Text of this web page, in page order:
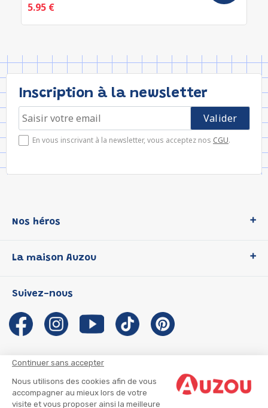
Continuer sans accepter
Nous utilisons des cookies afin de vous
accompagner au mieux lors de votre
visite et vous proposer ainsi la meilleure
5.95 €
Inscription à la newsletter
En vous inscrivant à la newsletter, vous acceptez nos CGU.
Nos héros
P'tit Loup
Les Influenceuses
Migali
Petite Taupe
La maison Auzou
Notre histoire
Auzou s'engage
Auteurs et illustrateurs Auzou
Suivre mon colis
Suivez-nous
CGU